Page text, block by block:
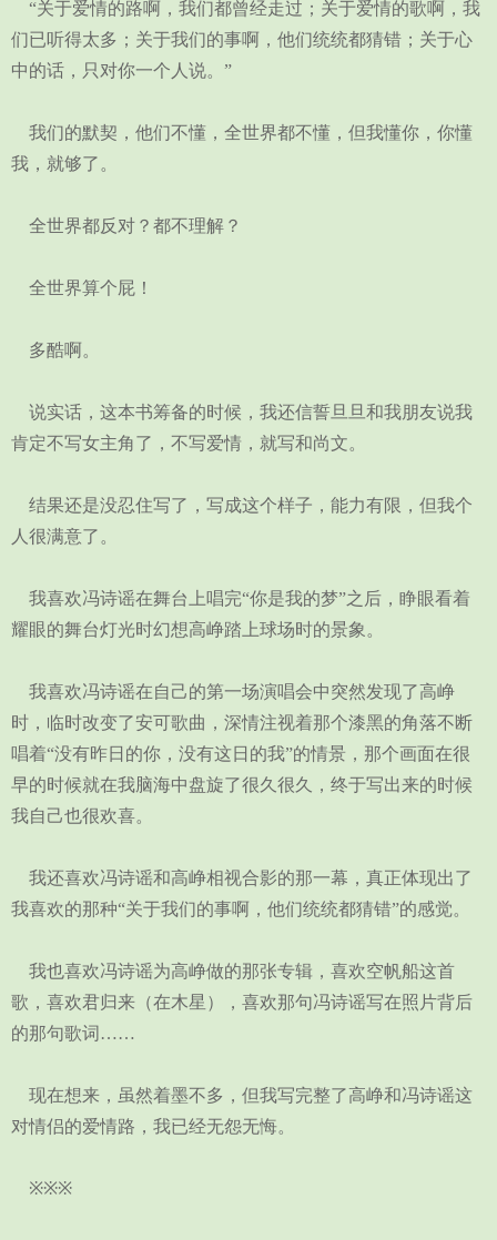
“关于爱情的路啊，我们都曾经走过；关于爱情的歌啊，我
们已听得太多；关于我们的事啊，他们统统都猜错；关于心
中的话，只对你一个人说。”
我们的默契，他们不懂，全世界都不懂，但我懂你，你懂
我，就够了。
全世界都反对？都不理解？
全世界算个屁！
多酷啊。
说实话，这本书筹备的时候，我还信誓旦旦和我朋友说我
肯定不写女主角了，不写爱情，就写和尚文。
结果还是没忍住写了，写成这个样子，能力有限，但我个
人很满意了。
我喜欢冯诗谣在舞台上唱完“你是我的梦”之后，睁眼看着
耀眼的舞台灯光时幻想高峥踏上球场时的景象。
我喜欢冯诗谣在自己的第一场演唱会中突然发现了高峥
时，临时改变了安可歌曲，深情注视着那个漆黑的角落不断
唱着“没有昨日的你，没有这日的我”的情景，那个画面在很
早的时候就在我脑海中盘旋了很久很久，终于写出来的时候
我自己也很欢喜。
我还喜欢冯诗谣和高峥相视合影的那一幕，真正体现出了
我喜欢的那种“关于我们的事啊，他们统统都猜错”的感觉。
我也喜欢冯诗谣为高峥做的那张专辑，喜欢空帆船这首
歌，喜欢君归来（在木星），喜欢那句冯诗谣写在照片背后
的那句歌词……
现在想来，虽然着墨不多，但我写完整了高峥和冯诗谣这
对情侣的爱情路，我已经无怨无悔。
※※※